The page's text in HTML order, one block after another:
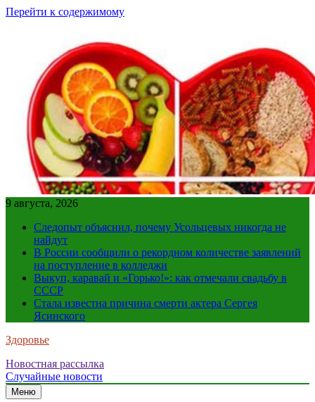
Перейти к содержимому
9 августа, 2026
Следопыт объяснил, почему Усольцевых никогда не
найдут
В России сообщили о рекордном количестве заявлений
на поступление в колледжи
Выкуп, каравай и «Горько!»: как отмечали свадьбу в
СССР
Стала известна причина смерти актера Сергея
Ясинского
Здоровье
Новостная рассылка
Случайные новости
Меню